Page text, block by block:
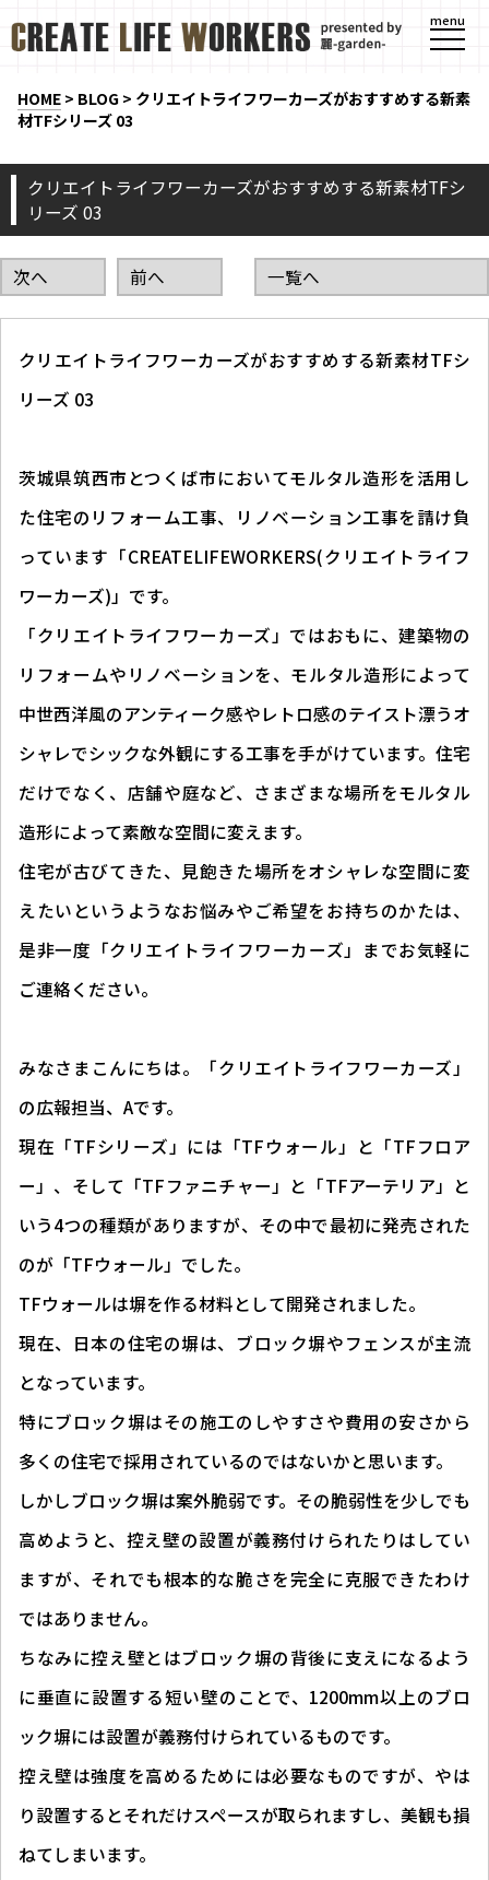
menu
HOME > BLOG > クリエイトライフワーカーズがおすすめする新素
材TFシリーズ 03
クリエイトライフワーカーズがおすすめする新素材TFシ
リーズ 03
次へ 前へ 一覧へ
クリエイトライフワーカーズがおすすめする新素材TFシ
リーズ 03
茨城県筑西市とつくば市においてモルタル造形を活用し
た住宅のリフォーム工事、リノベーション工事を請け負
っています「CREATELIFEWORKERS(クリエイトライフ
ワーカーズ)」です。
「クリエイトライフワーカーズ」ではおもに、建築物の
リフォームやリノベーションを、モルタル造形によって
中世西洋風のアンティーク感やレトロ感のテイスト漂うオ
シャレでシックな外観にする工事を手がけています。住宅
だけでなく、店舗や庭など、さまざまな場所をモルタル
造形によって素敵な空間に変えます。
住宅が古びてきた、見飽きた場所をオシャレな空間に変
えたいというようなお悩みやご希望をお持ちのかたは、
是非一度「クリエイトライフワーカーズ」までお気軽に
ご連絡ください。
みなさまこんにちは。「クリエイトライフワーカーズ」
の広報担当、Aです。
現在「TFシリーズ」には「TFウォール」と「TFフロア
ー」、そして「TFファニチャー」と「TFアーテリア」と
いう4つの種類がありますが、その中で最初に発売された
のが「TFウォール」でした。
TFウォールは塀を作る材料として開発されました。
現在、日本の住宅の塀は、ブロック塀やフェンスが主流
となっています。
特にブロック塀はその施工のしやすさや費用の安さから
多くの住宅で採用されているのではないかと思います。
しかしブロック塀は案外脆弱です。その脆弱性を少しでも
高めようと、控え壁の設置が義務付けられたりはしてい
ますが、それでも根本的な脆さを完全に克服できたわけ
ではありません。
ちなみに控え壁とはブロック塀の背後に支えになるよう
に垂直に設置する短い壁のことで、1200mm以上のブロ
ック塀には設置が義務付けられているものです。
控え壁は強度を高めるためには必要なものですが、やは
り設置するとそれだけスペースが取られますし、美観も損
ねてしまいます。